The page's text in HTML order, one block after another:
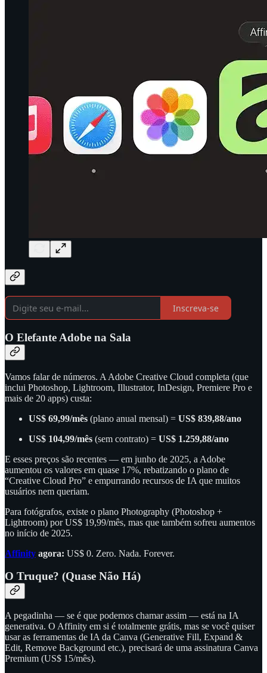
Inscreva-se
O Elefante Adobe na Sala
Vamos falar de números. A Adobe Creative Cloud completa (que
inclui Photoshop, Lightroom, Illustrator, InDesign, Premiere Pro e
mais de 20 apps) custa:
US$ 69,99/mês (plano anual mensal) = US$ 839,88/ano
US$ 104,99/mês (sem contrato) = US$ 1.259,88/ano
E esses preços são recentes — em junho de 2025, a Adobe
aumentou os valores em quase 17%, rebatizando o plano de
“Creative Cloud Pro” e empurrando recursos de IA que muitos
usuários nem queriam.
Para fotógrafos, existe o plano Photography (Photoshop +
Lightroom) por US$ 19,99/mês, mas que também sofreu aumentos
no início de 2025.
Affinity agora: US$ 0. Zero. Nada. Forever.
O Truque? (Quase Não Há)
A pegadinha — se é que podemos chamar assim — está na IA
generativa. O Affinity em si é totalmente grátis, mas se você quiser
usar as ferramentas de IA da Canva (Generative Fill, Expand &
Edit, Remove Background etc.), precisará de uma assinatura Canva
Premium (US$ 15/mês).